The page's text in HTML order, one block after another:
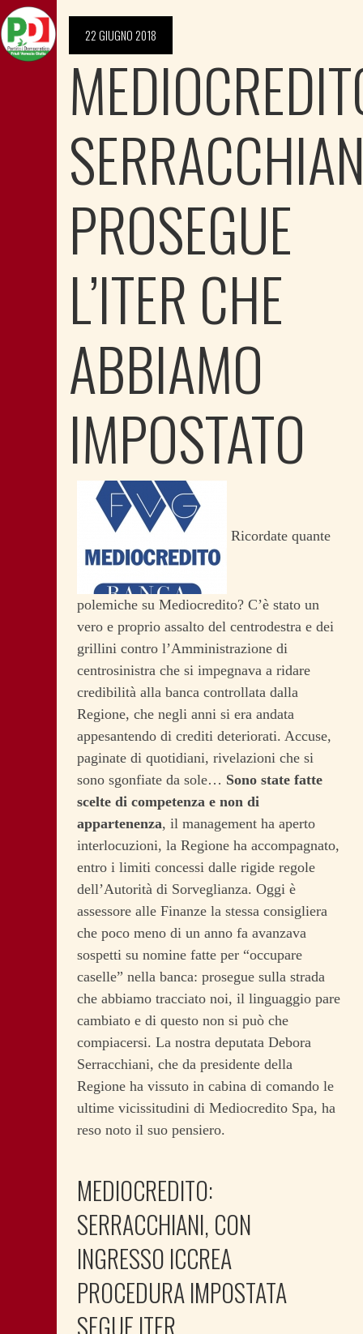
22 GIUGNO 2018
PROSEGUE
L’ITER CHE
ABBIAMO
IMPOSTATO
Ricordate quante
polemiche su Mediocredito? C’è stato un
vero e proprio assalto del centrodestra e dei
grillini contro l’Amministrazione di
centrosinistra che si impegnava a ridare
credibilità alla banca controllata dalla
Regione, che negli anni si era andata
appesantendo di crediti deteriorati. Accuse,
paginate di quotidiani, rivelazioni che si
sono sgonfiate da sole… Sono state fatte
scelte di competenza e non di
appartenenza, il management ha aperto
interlocuzioni, la Regione ha accompagnato,
entro i limiti concessi dalle rigide regole
dell’Autorità di Sorveglianza. Oggi è
assessore alle Finanze la stessa consigliera
che poco meno di un anno fa avanzava
sospetti su nomine fatte per “occupare
caselle” nella banca: prosegue sulla strada
che abbiamo tracciato noi, il linguaggio pare
cambiato e di questo non si può che
compiacersi. La nostra deputata Debora
Serracchiani, che da presidente della
Regione ha vissuto in cabina di comando le
ultime vicissitudini di Mediocredito Spa, ha
reso noto il suo pensiero.
MEDIOCREDITO:
SERRACCHIANI, CON
INGRESSO ICCREA
PROCEDURA IMPOSTATA
SEGUE ITER